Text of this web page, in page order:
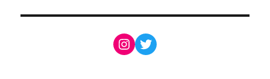
Instagram
Twitter